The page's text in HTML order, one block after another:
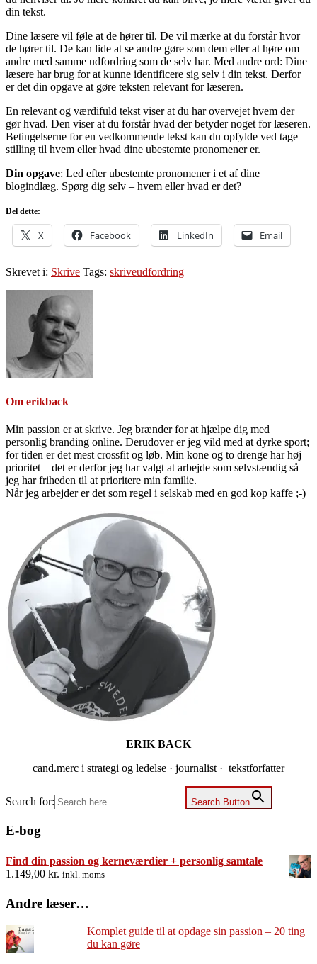
din tekst.
Dine læsere vil føle at de hører til. De vil mærke at du forstår hvor
de hører til. De kan lide at se andre gøre som dem eller at høre om
andre med samme udfordring som de selv har. Med andre ord: Dine
læsere har brug for at kunne identificere sig selv i din tekst. Derfor
er det din opgave at gøre teksten relevant for læseren.
En relevant og værdifuld tekst viser at du har overvejet hvem der
gør hvad. Den viser at du forstår hvad der betyder noget for læseren.
Betingelserne for en vedkommende tekst kan du opfylde ved tage
stilling til hvem eller hvad dine ubestemte pronomener er.
Din opgave: Led efter ubestemte pronomener i et af dine
blogindlæg. Spørg dig selv – hvem eller hvad er det?
Del dette:
X Facebook LinkedIn Email
Skrevet i: Skrive Tags: skriveudfordring
Om erikback
Min passion er at skrive. Jeg brænder for at hjælpe dig med
personlig branding online. Derudover er jeg vild med at dyrke sport;
for tiden er det mest crossfit og løb. Min kone og to drenge har høj
prioritet – det er derfor jeg har valgt at arbejde som selvstændig så
jeg har friheden til at prioritere min familie.
Når jeg arbejder er det som regel i selskab med en god kop kaffe ;-)
Sidebar
ERIK BACK
cand.merc i strategi og ledelse · journalist · tekstforfatter
Search for: Search Button
E-bog
Find din passion og kerneværdier + personlig samtale
1.149,00 kr. inkl. moms
Andre læser…
Komplet guide til at opdage sin passion – 20 ting
du kan gøre